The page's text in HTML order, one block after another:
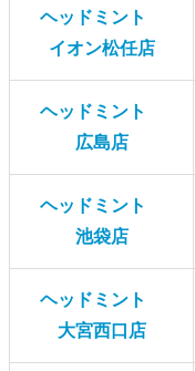
ヘッドミント
イオン松任店
ヘッドミント
広島店
ヘッドミント
池袋店
ヘッドミント
大宮西口店